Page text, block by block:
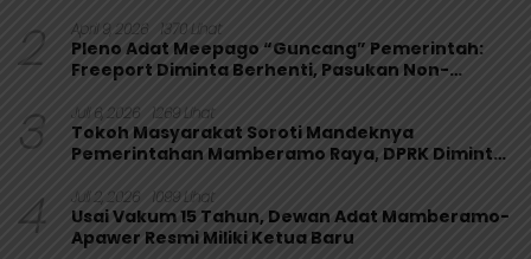
2 April 9, 2026 1370 Lihat
Pleno Adat Meepago “Guncang” Pemerintah:
Freeport Diminta Berhenti, Pasukan Non-
3 Juli 6, 2026 1269 Lihat
Tokoh Masyarakat Soroti Mandeknya
Pemerintahan Mamberamo Raya, DPRK Diminta
4 Juli 2, 2026 1099 Lihat
Usai Vakum 15 Tahun, Dewan Adat Mamberamo-
Apawer Resmi Miliki Ketua Baru